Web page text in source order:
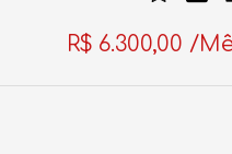
R$ 6.300,00 /